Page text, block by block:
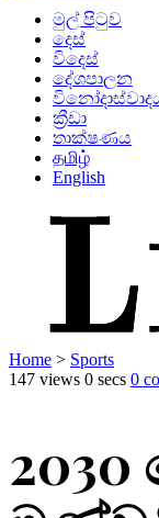
මුල් පිටුව
දෙස්
විදෙස්
දේශපාලන
ක්‍රීඩා
තාක්ෂණය
தமிழ்
English
Home > Sports
147 views 0 secs 0
2030